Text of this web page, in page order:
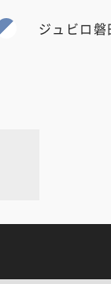
ジュビロ磐